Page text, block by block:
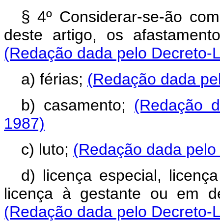
§ 4º Considerar-se-ão
deste artigo, os
(Redação dada pelo Decreto-
a) férias; (Redação dada
b) casamento; (Redação
1987)
c) luto; (Redação dada
d) licença especial,
licença à gestante ou em
(Redação dada pelo Decreto-